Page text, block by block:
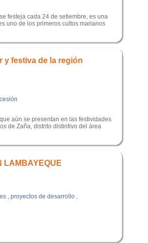
festeja cada 24 de setiembre, es una
uno de los primeros cultos marianos
y festiva de la región
aún se presentan en las festividades
de Zaña, distrito distintivo del área
LAMBAYEQUE
, proyectos de desarrollo ,